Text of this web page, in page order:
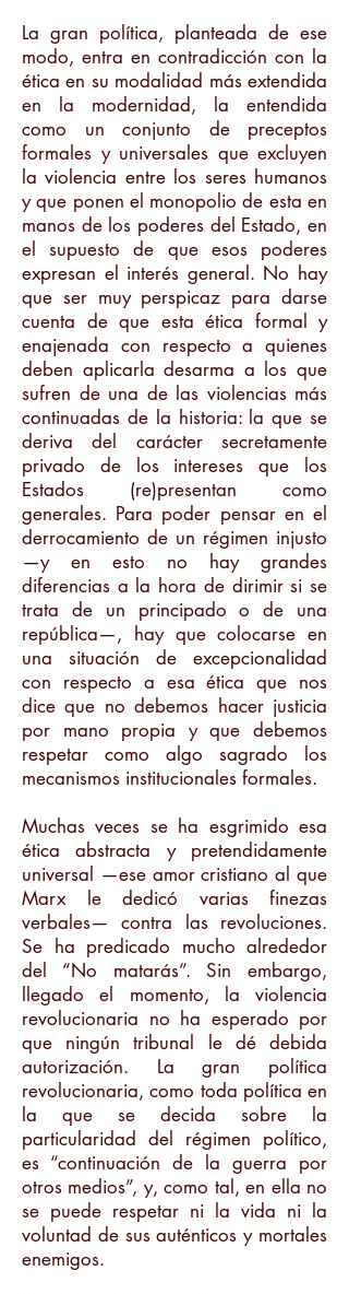
La gran política, planteada de ese
modo, entra en contradicción con la
ética en su modalidad más extendida
en la modernidad, la entendida
como un conjunto de preceptos
formales y universales que excluyen
la violencia entre los seres humanos
y que ponen el monopolio de esta en
manos de los poderes del Estado, en
el supuesto de que esos poderes
expresan el interés general. No hay
que ser muy perspicaz para darse
cuenta de que esta ética formal y
enajenada con respecto a quienes
deben aplicarla desarma a los que
sufren de una de las violencias más
continuadas de la historia: la que se
deriva del carácter secretamente
privado de los intereses que los
Estados (re)presentan como
generales. Para poder pensar en el
derrocamiento de un régimen injusto
—y en esto no hay grandes
diferencias a la hora de dirimir si se
trata de un principado o de una
república—, hay que colocarse en
una situación de excepcionalidad
con respecto a esa ética que nos
dice que no debemos hacer justicia
por mano propia y que debemos
respetar como algo sagrado los
mecanismos institucionales formales.
Muchas veces se ha esgrimido esa
ética abstracta y pretendidamente
universal —ese amor cristiano al que
Marx le dedicó varias finezas
verbales— contra las revoluciones.
Se ha predicado mucho alrededor
del “No matarás”. Sin embargo,
llegado el momento, la violencia
revolucionaria no ha esperado por
que ningún tribunal le dé debida
autorización. La gran política
revolucionaria, como toda política en
la que se decida sobre la
particularidad del régimen político,
es “continuación de la guerra por
otros medios”, y, como tal, en ella no
se puede respetar ni la vida ni la
voluntad de sus auténticos y mortales
enemigos.